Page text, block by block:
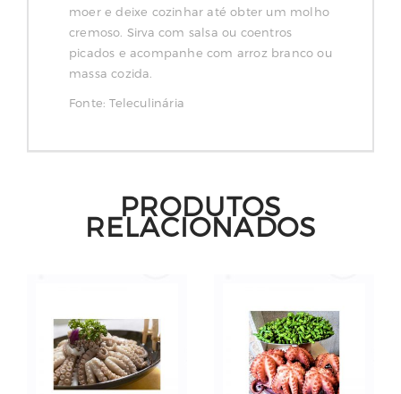
moer e deixe cozinhar até obter um molho
cremoso. Sirva com salsa ou coentros
picados e acompanhe com arroz branco ou
massa cozida.
Fonte: Teleculinária
PRODUTOS
RELACIONADOS